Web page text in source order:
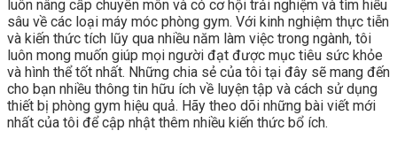
luôn nâng cấp chuyên môn và có cơ hội trải nghiệm và tìm hiểu
sâu về các loại máy móc phòng gym. Với kinh nghiệm thực tiễn
và kiến thức tích lũy qua nhiều năm làm việc trong ngành, tôi
luôn mong muốn giúp mọi người đạt được mục tiêu sức khỏe
và hình thể tốt nhất. Những chia sẻ của tôi tại đây sẽ mang đến
cho bạn nhiều thông tin hữu ích về luyện tập và cách sử dụng
thiết bị phòng gym hiệu quả. Hãy theo dõi những bài viết mới
nhất của tôi để cập nhật thêm nhiều kiến thức bổ ích.